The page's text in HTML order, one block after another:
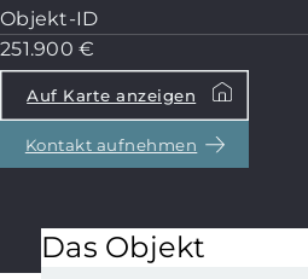
Objekt-ID
251.900 €
Auf Karte anzeigen
Kontakt aufnehmen
Das Objekt